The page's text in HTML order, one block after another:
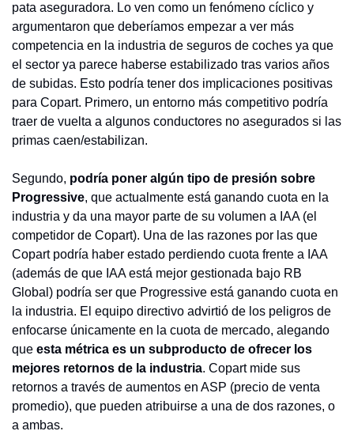
pata aseguradora. Lo ven como un fenómeno cíclico y
argumentaron que deberíamos empezar a ver más
competencia en la industria de seguros de coches ya que
el sector ya parece haberse estabilizado tras varios años
de subidas. Esto podría tener dos implicaciones positivas
para Copart. Primero, un entorno más competitivo podría
traer de vuelta a algunos conductores no asegurados si las
primas caen/estabilizan.
Segundo, podría poner algún tipo de presión sobre
Progressive, que actualmente está ganando cuota en la
industria y da una mayor parte de su volumen a IAA (el
competidor de Copart). Una de las razones por las que
Copart podría haber estado perdiendo cuota frente a IAA
(además de que IAA está mejor gestionada bajo RB
Global) podría ser que Progressive está ganando cuota en
la industria. El equipo directivo advirtió de los peligros de
enfocarse únicamente en la cuota de mercado, alegando
que esta métrica es un subproducto de ofrecer los
mejores retornos de la industria. Copart mide sus
retornos a través de aumentos en ASP (precio de venta
promedio), que pueden atribuirse a una de dos razones, o
a ambas.